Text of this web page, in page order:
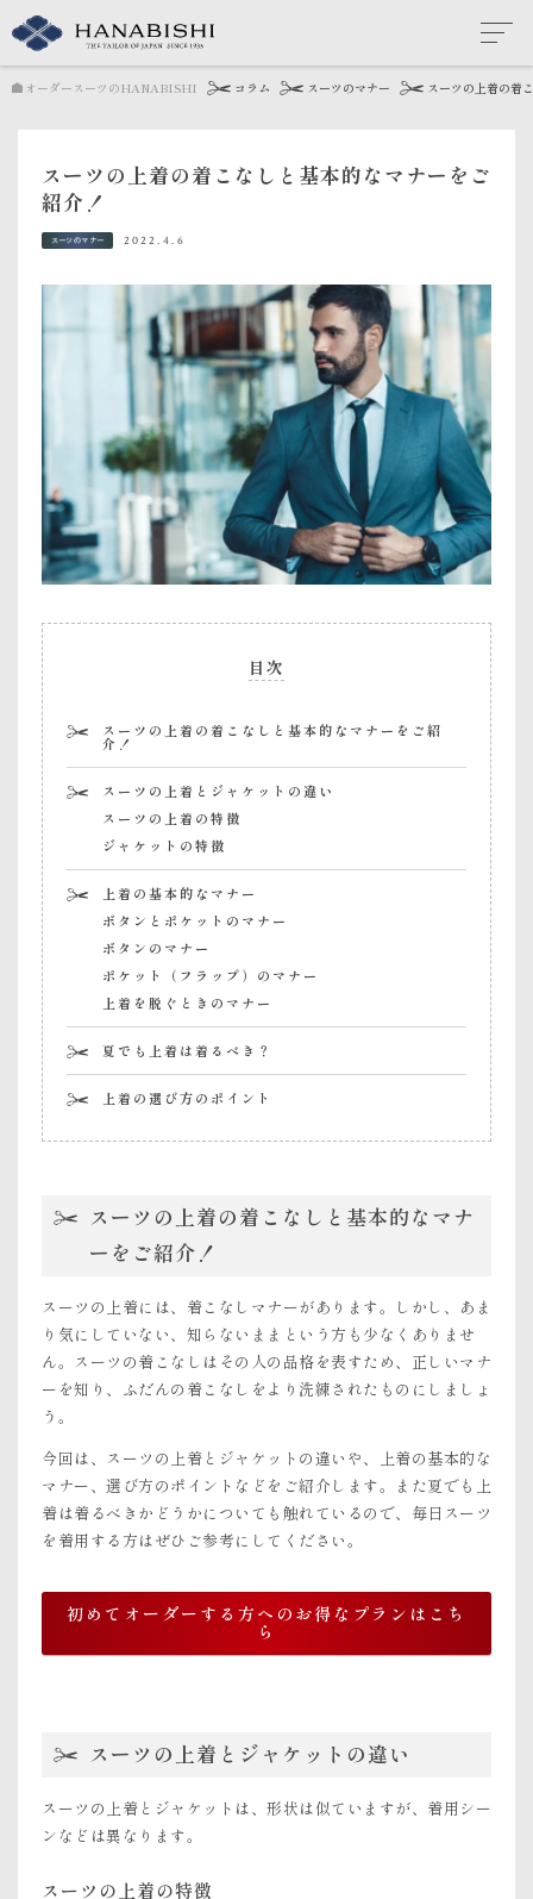
オーダースーツのHANABISHI コラム スーツのマナー スーツの上着の着
スーツの上着の着こなしと基本的なマナーをご
紹介！
スーツのマナー 2022.4.6
目次
スーツの上着の着こなしと基本的なマナーをご紹
介！
スーツの上着とジャケットの違い
スーツの上着の特徴
ジャケットの特徴
上着の基本的なマナー
ボタンとポケットのマナー
ボタンのマナー
ポケット（フラップ）のマナー
上着を脱ぐときのマナー
夏でも上着は着るべき？
上着の選び方のポイント
スーツの上着の着こなしと基本的なマナ
ーをご紹介！
スーツの上着には、着こなしマナーがあります。しかし、あま
り気にしていない、知らないままという方も少なくありませ
ん。スーツの着こなしはその人の品格を表すため、正しいマナ
ーを知り、ふだんの着こなしをより洗練されたものにしましょ
う。
今回は、スーツの上着とジャケットの違いや、上着の基本的な
マナー、選び方のポイントなどをご紹介します。また夏でも上
着は着るべきかどうかについても触れているので、毎日スーツ
を着用する方はぜひご参考にしてください。
初めてオーダーする方へのお得なプランはこち
ら
スーツの上着とジャケットの違い
スーツの上着とジャケットは、形状は似ていますが、着用シー
ンなどは異なります。
スーツの上着の特徴